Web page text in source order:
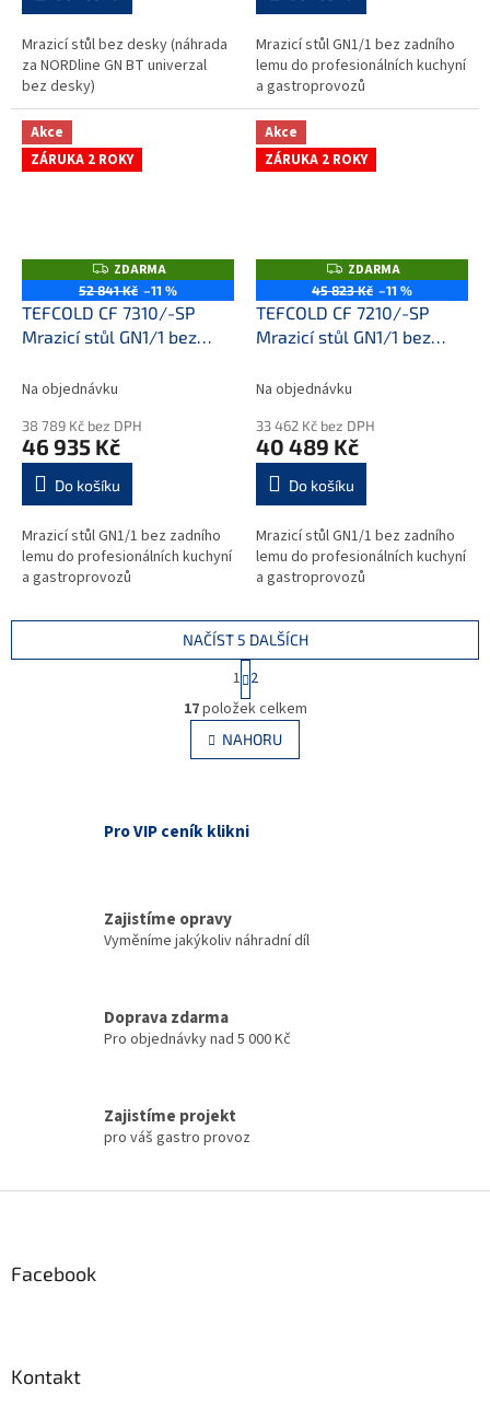
Mrazicí stůl bez desky (náhrada
za NORDline GN BT univerzal
bez desky)
Mrazicí stůl GN1/1 bez zadního
lemu do profesionálních kuchyní
a gastroprovozů
Akce
ZÁRUKA 2 ROKY
Z
D
A
R
M
A
ZDARMA
52 841 Kč –11 %
TEFCOLD CF 7310/-SP
Mrazicí stůl GN1/1 bez
prodloužená záruka
Na objednávku
38 789 Kč bez DPH
46 935 Kč
Do košíku
Mrazicí stůl GN1/1 bez zadního
lemu do profesionálních kuchyní
a gastroprovozů
Akce
ZÁRUKA 2 ROKY
Z
D
A
R
M
A
ZDARMA
45 823 Kč –11 %
TEFCOLD CF 7210/-SP
Mrazicí stůl GN1/1 bez
prodloužená záruka
Na objednávku
33 462 Kč bez DPH
40 489 Kč
Do košíku
Mrazicí stůl GN1/1 bez zadního
lemu do profesionálních kuchyní
a gastroprovozů
O
v
l
á
c
í
y
i
s
NAČÍST 5 DALŠÍCH
S
t
r
á
n
k
n
1 2
17položek celkem
NAHORU
Pro VIP ceník klikni
Zajistíme opravy
Vyměníme jakýkoliv náhradní díl
Doprava zdarma
Pro objednávky nad 5 000 Kč
Zajistíme projekt
pro váš gastro provoz
Facebook
Kontakt